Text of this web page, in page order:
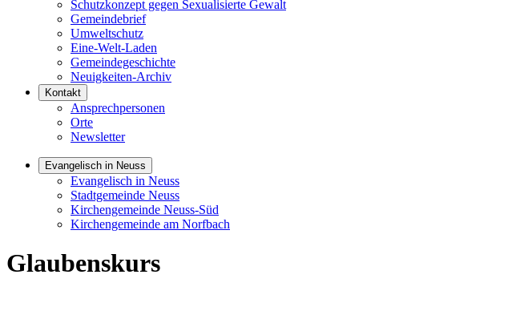
Schutzkonzept gegen Sexualisierte Gewalt
Gemeindebrief
Umweltschutz
Eine-Welt-Laden
Gemeindegeschichte
Neuigkeiten-Archiv
Kontakt
Ansprechpersonen
Orte
Newsletter
Evangelisch in Neuss
Evangelisch in Neuss
Stadtgemeinde Neuss
Kirchengemeinde Neuss-Süd
Kirchengemeinde am Norfbach
Glaubenskurs